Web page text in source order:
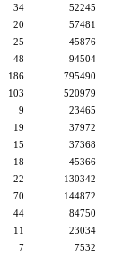
34
52245
20
57481
25
45876
48
94504
186
795490
103
520979
9
23465
19
37972
15
37368
18
45366
22
130342
70
144872
44
84750
11
23034
7
7532